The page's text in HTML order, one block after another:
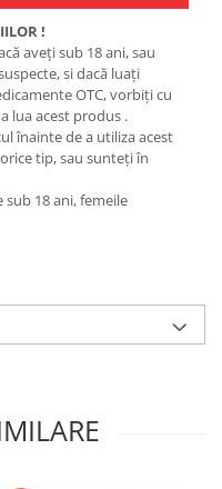
!
aveţi sub 18 ani, sau
si dacă luaţi
OTC, vorbiţi cu
lua acest produs .
înainte de a utiliza acest
tip, sau sunteţi în
sub 18 ani, femeile